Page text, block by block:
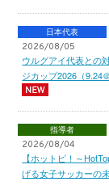
日本代表
2026/08/05
ウルグアイ代表との
ジカップ2026（9.24
指導者
2026/08/04
【ホットピ！～
げる女子サッカーの